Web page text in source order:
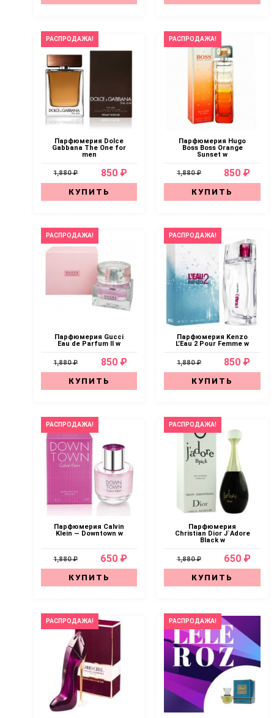
РАСПРОДАЖА!
Парфюмерия Dolce
Gabbana The One for
men
1,880 ₽ 850 ₽
КУПИТЬ
РАСПРОДАЖА!
Парфюмерия Hugo
Boss Boss Orange
Sunset w
1,880 ₽ 850 ₽
КУПИТЬ
РАСПРОДАЖА!
Парфюмерия Gucci
Eau de Parfum II w
1,880 ₽ 850 ₽
КУПИТЬ
РАСПРОДАЖА!
Парфюмерия Kenzo
L’Eau 2 Pour Femme w
1,880 ₽ 850 ₽
КУПИТЬ
РАСПРОДАЖА!
Парфюмерия Calvin
Klein — Downtown w
1,880 ₽ 650 ₽
КУПИТЬ
РАСПРОДАЖА!
Парфюмерия
Christian Dior J`Adore
Black w
1,880 ₽ 650 ₽
КУПИТЬ
РАСПРОДАЖА! РАСПРОДАЖА!